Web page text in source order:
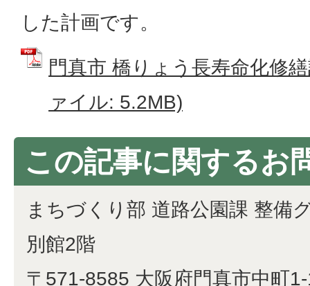
した計画です。
門真市 橋りょう長寿命化修
ァイル: 5.2MB)
この記事に関するお
まちづくり部 道路公園課 整備
別館2階
〒571-8585 大阪府門真市中町